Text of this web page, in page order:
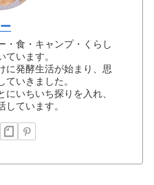
・食・キャンプ・くらし
います。
に発酵生活が始まり、思
いきました。
いちいち探りを入れ、
しています。